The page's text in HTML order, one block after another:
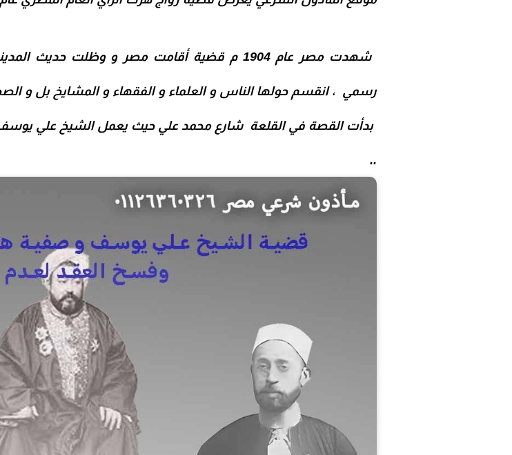
شهدت مصر عام 1904 م قضية أقامت مصر و وظلت حديث
رسمي ، انقسم حولها الناس و العلماء و الفقهاء و المشايخ بل و
بدأت القصة في القلعة شارع محمد علي حيثيعمل الشيخ علي
..